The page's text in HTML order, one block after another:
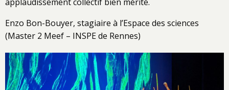
Enzo Bon-Bouyer, stagiaire à l’Espace des sciences
(Master 2 Meef – INSPE de Rennes)